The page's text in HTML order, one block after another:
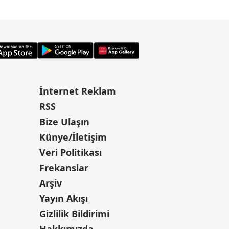
İnternet Reklam
RSS
Bize Ulaşın
Künye/İletişim
Veri Politikası
Frekanslar
Arşiv
Yayın Akışı
Gizlilik Bildirimi